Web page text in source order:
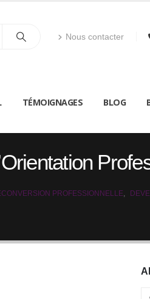
Nous contacter
TÉMOIGNAGES BLOG
PROFESSIONNELLE